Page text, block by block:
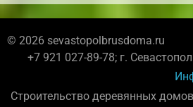
© 2026 sevastopolbrusdoma.ru
+7 921 027-89-78; г.
Строительство деревянных